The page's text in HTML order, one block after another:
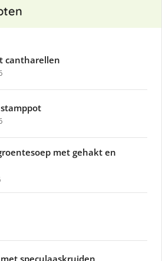
cantharellen
met gehakt en